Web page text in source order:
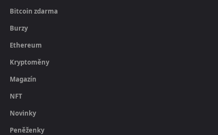
Bitcoin zdarma
Burzy
Ethereum
Kryptoměny
Magazín
NFT
Novinky
Peněženky